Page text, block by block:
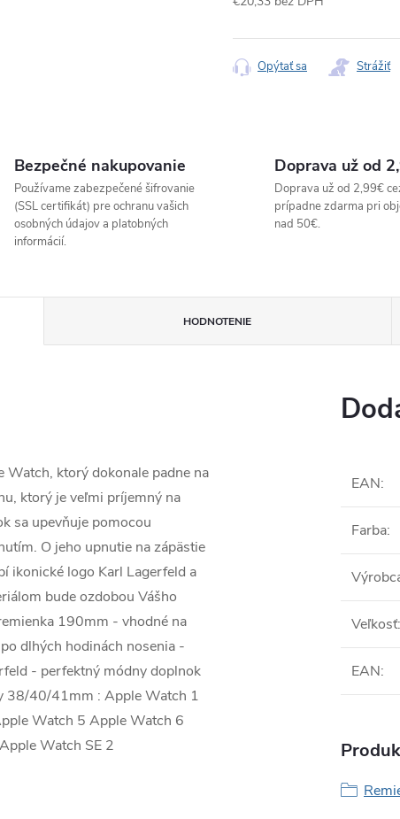
cena:
Opýtať sa Strážiť
Bezpečné nakupovanie
Používame zabezpečené šifrovanie
(SSL certifikát) pre ochranu vašich
osobných údajov a platobných
informácií.
Doprava už od
Doprava už od 2,99€
prípadne zdarma pri
nad 50€.
HODNOTENIE
ktorý dokonale padne na
ktorý je veľmi príjemný na
sa upevňuje pomocou
O jeho upnutie na zápästie
ikonické logo Karl Lagerfeld a
bude ozdobou Vášho
190mm - vhodné na
dlhých hodinách nosenia -
- perfektný módny doplnok
38/40/41mm : Apple Watch 1
Watch 5 Apple Watch 6
Watch SE 2
EAN:
Farba:
Veľkosť:
EAN: